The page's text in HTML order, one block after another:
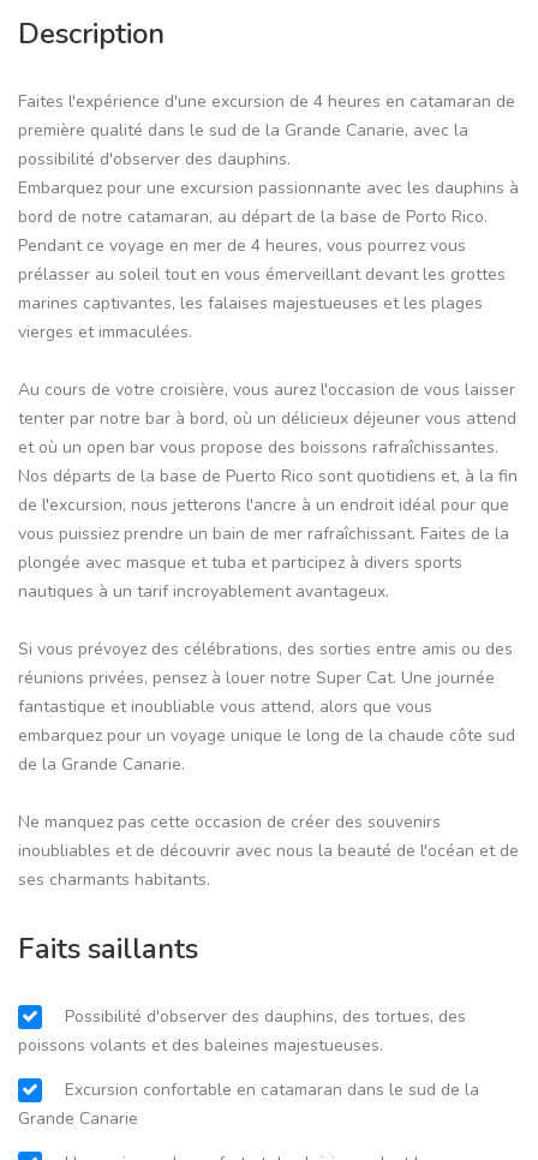
Description
Faites l'expérience d'une excursion de 4 heures en catamaran de
première qualité dans le sud de la Grande Canarie, avec la
possibilité d'observer des dauphins.
Embarquez pour une excursion passionnante avec les dauphins à
bord de notre catamaran, au départ de la base de Porto Rico.
Pendant ce voyage en mer de 4 heures, vous pourrez vous
prélasser au soleil tout en vous émerveillant devant les grottes
marines captivantes, les falaises majestueuses et les plages
vierges et immaculées.
Au cours de votre croisière, vous aurez l'occasion de vous laisser
tenter par notre bar à bord, où un délicieux déjeuner vous attend
et où un open bar vous propose des boissons rafraîchissantes.
Nos départs de la base de Puerto Rico sont quotidiens et, à la fin
de l'excursion, nous jetterons l'ancre à un endroit idéal pour que
vous puissiez prendre un bain de mer rafraîchissant. Faites de la
plongée avec masque et tuba et participez à divers sports
nautiques à un tarif incroyablement avantageux.
Si vous prévoyez des célébrations, des sorties entre amis ou des
réunions privées, pensez à louer notre Super Cat. Une journée
fantastique et inoubliable vous attend, alors que vous
embarquez pour un voyage unique le long de la chaude côte sud
de la Grande Canarie.
Ne manquez pas cette occasion de créer des souvenirs
inoubliables et de découvrir avec nous la beauté de l'océan et de
ses charmants habitants.
Faits saillants
Possibilité d'observer des dauphins, des tortues, des
poissons volants et des baleines majestueuses.
Excursion confortable en catamaran dans le sud de la
Grande Canarie